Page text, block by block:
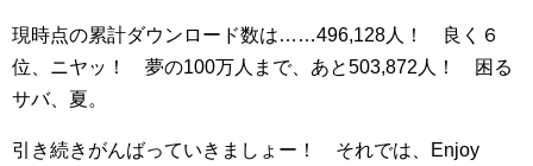
現時点の累計ダウンロード数は……496,128人！ 良く６
位、ニヤッ！ 夢の100万人まで、あと503,872人！ 困る
サバ、夏。
引き続きがんばっていきましょー！ それでは、Enjoy